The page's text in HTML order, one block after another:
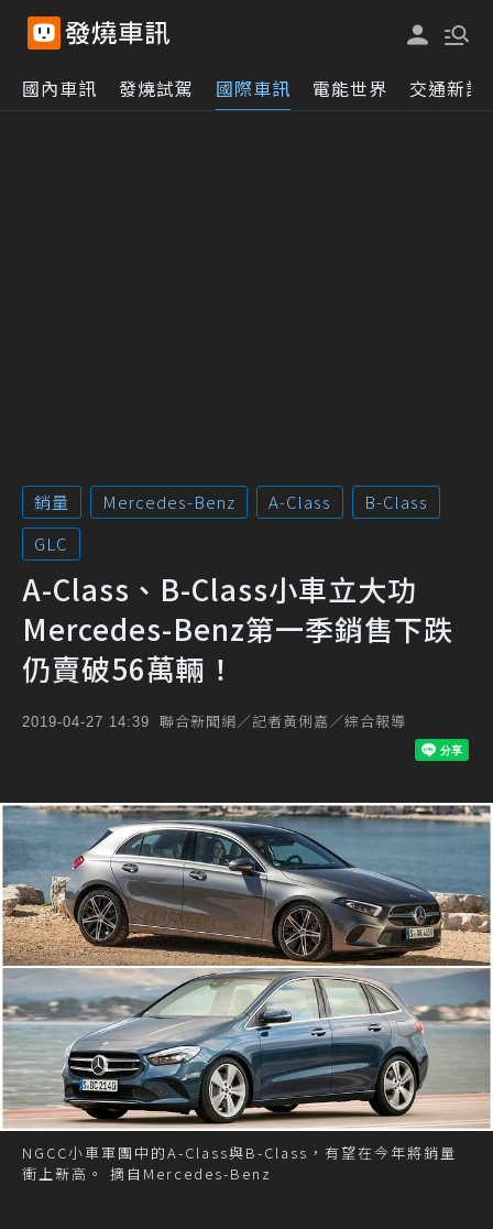
國內車訊 發燒試駕 國際車訊 電能世界 交通新訊
銷量 Mercedes-Benz A-Class
B-Class
GLC
A-Class、B-Class小車立大功
Mercedes-Benz第一季銷售下跌
仍賣破56萬輛！
2019-04-27 14:39 聯合新聞網／記者黃俐嘉／綜合報導
NGCC小車軍團中的A-Class與B-Class，有望在今年將銷量
衝上新高。 摘自Mercedes-Benz